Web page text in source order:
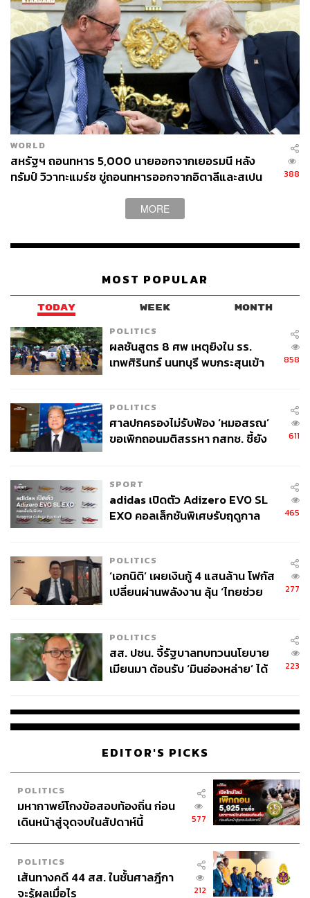
WORLD
สหรัฐฯ ถอนทหาร 5,000 นายออกจากเยอรมนี หลัง
ทรัมป์ วิวาทะแมร์ซ ขู่ถอนทหารออกจากอิตาลีและสเปน
388
MORE
MOST POPULAR
TODAY WEEK MONTH
POLITICS
ผลชันสูตร 8 ศพ เหตุยิงใน รร.
เทพศิรินทร์ นนทบุรี พบกระสุนเข้า
858
POLITICS
ศาลปกครองไม่รับฟ้อง ‘หมอสรณ’
ขอเพิกถอนมติสรรหา กสทช. ชี้ยัง
611
SPORT
adidas เปิดตัว Adizero EVO SL
EXO คอลเล็กชันพิเศษรับฤดูกาล
465
POLITICS
‘เอกนิติ’ เผยเงินกู้ 4 แสนล้าน โฟกัส
เปลี่ยนผ่านพลังงาน ลุ้น ‘ไทยช่วย
277
POLITICS
สส. ปชน. จี้รัฐบาลทบทวนนโยบาย
เมียนมา ต้อนรับ ‘มินอ่องหล่าย’ ได้
223
EDITOR'S PICKS
POLITICS
มหากาพย์โกงข้อสอบท้องถิ่น ก่อน
เดินหน้าสู่จุดจบในสัปดาห์นี้
577
POLITICS
เส้นทางคดี 44 สส. ในชั้นศาลฎีกา
จะรู้ผลเมื่อไร
212